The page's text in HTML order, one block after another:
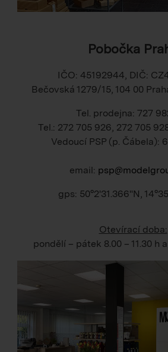
Pobočka
IČO: 45192944, DIČ:
Bečovská 1279/15, 104 00
Tel. prodejna: 727
Tel.: 272 705 926, 272 705
Vedoucí PSP (p. Čábela):
email:
gps: 50°2'31.366"N,
Otevírací doba:
pondělí – pátek 8.00 – 11.30 h a